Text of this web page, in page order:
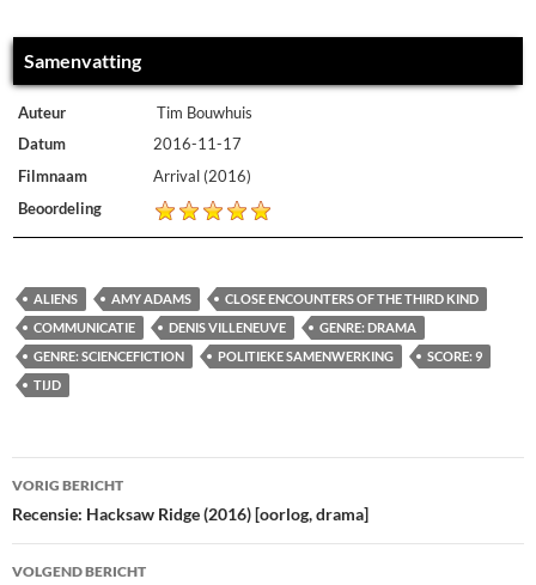
Samenvatting
Auteur
Tim Bouwhuis
Datum
2016-11-17
Filmnaam
Arrival (2016)
Beoordeling
ALIENS AMY ADAMS
CLOSE ENCOUNTERS OF THE THIRD KIND
COMMUNICATIE
DENIS VILLENEUVE
GENRE: DRAMA
GENRE: SCIENCEFICTION
POLITIEKE SAMENWERKING
SCORE: 9
TIJD
Bericht
navigatie
VORIG BERICHT
Recensie: Hacksaw Ridge (2016) [oorlog, drama]
VOLGEND BERICHT